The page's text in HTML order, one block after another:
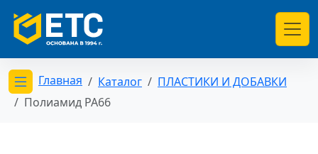
Открыть меню категорий
Главная Каталог
ПЛАСТИКИ И ДОБАВКИ
Полиамид РА66